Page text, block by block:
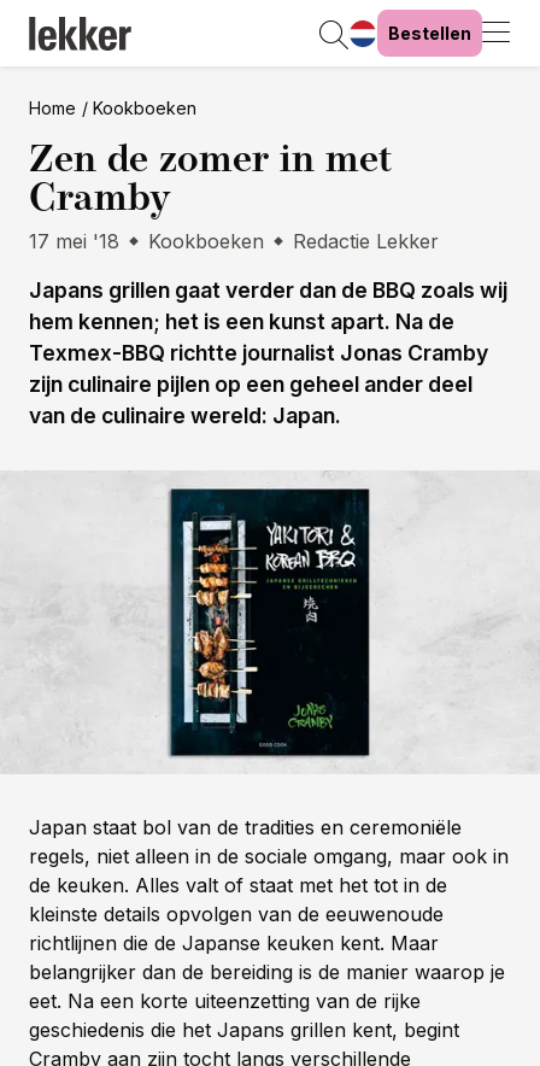
Bestellen
Home Kookboeken
Zen de zomer in met
Cramby
17 mei '18 Kookboeken Redactie Lekker
Japans grillen gaat verder dan de BBQ zoals wij
hem kennen; het is een kunst apart. Na de
Texmex-BBQ richtte journalist Jonas Cramby
zijn culinaire pijlen op een geheel ander deel
van de culinaire wereld: Japan.
Japan staat bol van de tradities en ceremoniële
regels, niet alleen in de sociale omgang, maar ook in
de keuken. Alles valt of staat met het tot in de
kleinste details opvolgen van de eeuwenoude
richtlijnen die de Japanse keuken kent. Maar
belangrijker dan de bereiding is de manier waarop je
eet. Na een korte uiteenzetting van de rijke
geschiedenis die het Japans grillen kent, begint
Cramby aan zijn tocht langs verschillende